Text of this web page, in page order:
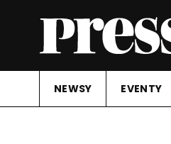
NEWSY EVENTY